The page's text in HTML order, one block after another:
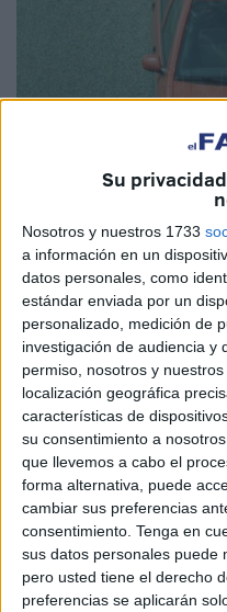
Su
Nosotros y nuestros 1733
a información en un
datos personales, como
estándar enviada por un
personalizado, medición de
investigación de audiencia y
permiso, nosotros y
localización geográfica
características de
su consentimiento a
que llevemos a cabo el
forma alternativa, puede
cambiar sus preferencias
consentimiento. Tenga en
sus datos personales puede
pero usted tiene el derecho
preferencias se aplicarán
Con el inicio de las
millones de ciudadanos,
desde las 15.00 horas de
la operación especial de
desarrollará hasta las
El objetivo del dispositivo
dar seguridad a los 3,9
largo recorrido que se
medio.